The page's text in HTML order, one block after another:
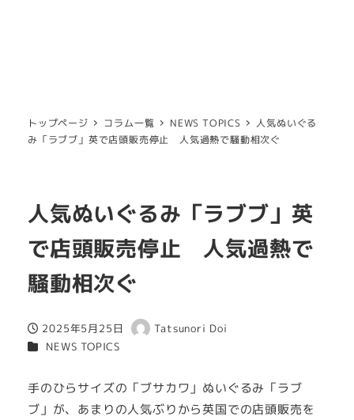
トップページ コラム一覧 NEWS TOPICS
人気ぬいぐる
み「ラブブ」英で店頭販売停止 人気過熱で騒動相次ぐ
人気ぬいぐるみ「ラブブ」英
で店頭販売停止 人気過熱で
騒動相次ぐ
投稿日
2025年5月25日
著
Tatsunori Doi
カテゴリー
NEWS TOPICS
手のひらサイズの「ブサカワ」ぬいぐるみ「ラブ
ブ」が、あまりの人気ぶりから英国での店頭販売を